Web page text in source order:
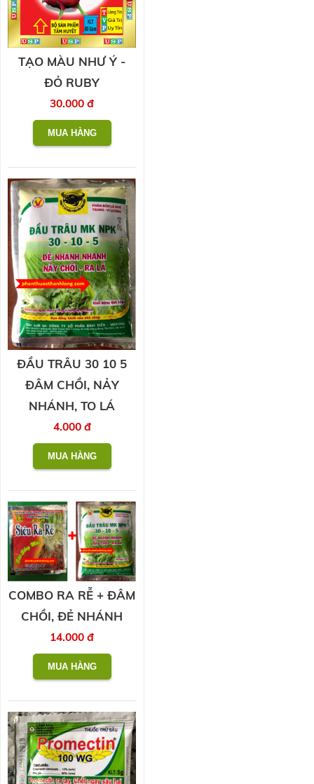
TẠO MÀU NHƯ Ý -
ĐỎ RUBY
30.000 đ
ĐẦU TRÂU 30 10 5
ĐÂM CHỒI, NẢY
NHÁNH, TO LÁ
4.000 đ
COMBO RA RỄ + ĐÂM
CHỒI, ĐẺ NHÁNH
14.000 đ